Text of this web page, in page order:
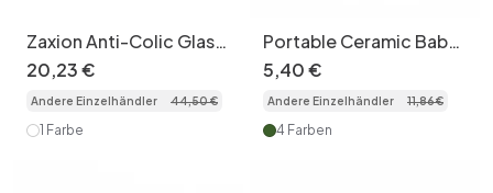
Zaxion Anti-Colic Glass
Baby Bottle Gift Set
20,23€
Andere Einzelhändler 44,50€
1 Farbe
Portable Ceramic Baby
Food Scissors with
Safety Lock
5,40€
Andere Einzelhändler 11,86€
4 Farben